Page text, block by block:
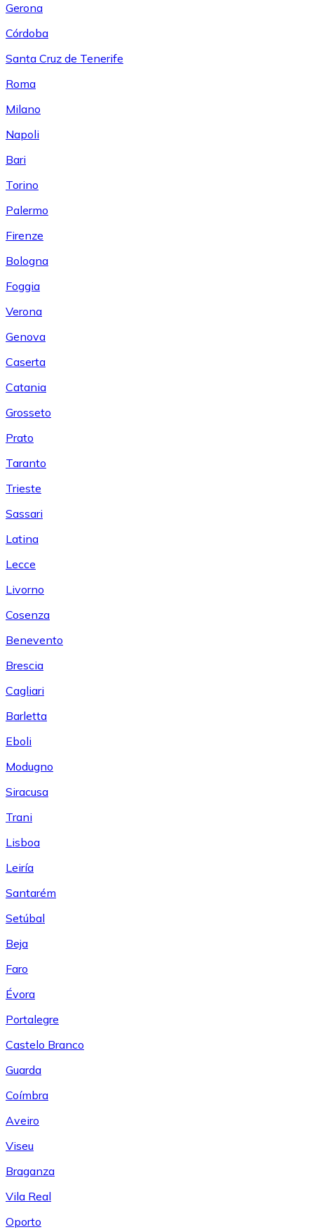
Gerona
Córdoba
Santa Cruz de Tenerife
Roma
Milano
Napoli
Bari
Torino
Palermo
Firenze
Bologna
Foggia
Verona
Genova
Caserta
Catania
Grosseto
Prato
Taranto
Trieste
Sassari
Latina
Lecce
Livorno
Cosenza
Benevento
Brescia
Cagliari
Barletta
Eboli
Modugno
Siracusa
Trani
Lisboa
Leiría
Santarém
Setúbal
Beja
Faro
Évora
Portalegre
Castelo Branco
Guarda
Coímbra
Aveiro
Viseu
Braganza
Vila Real
Oporto